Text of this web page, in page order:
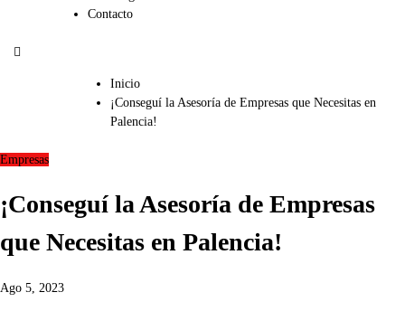
Contacto
Inicio
¡Conseguí la Asesoría de Empresas que Necesitas en
Palencia!
Empresas
¡Conseguí la Asesoría de Empresas
que Necesitas en Palencia!
Ago 5, 2023